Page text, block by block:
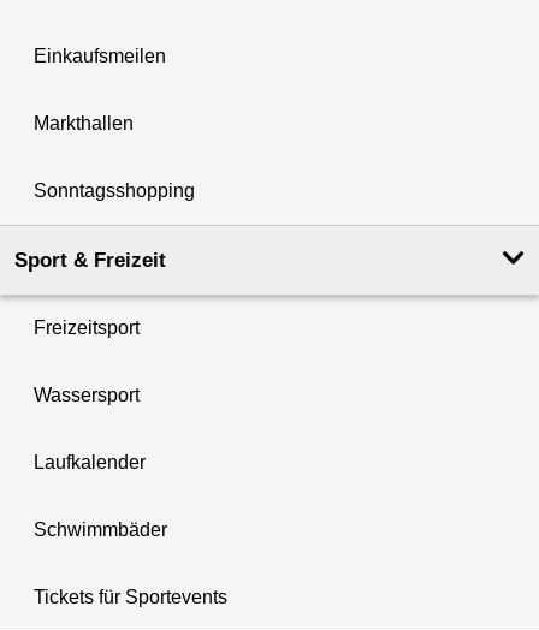
Einkaufsmeilen
Markthallen
Sonntagsshopping
Sport & Freizeit
Freizeitsport
Wassersport
Laufkalender
Schwimmbäder
Tickets für Sportevents